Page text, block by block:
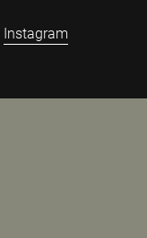
Instagram